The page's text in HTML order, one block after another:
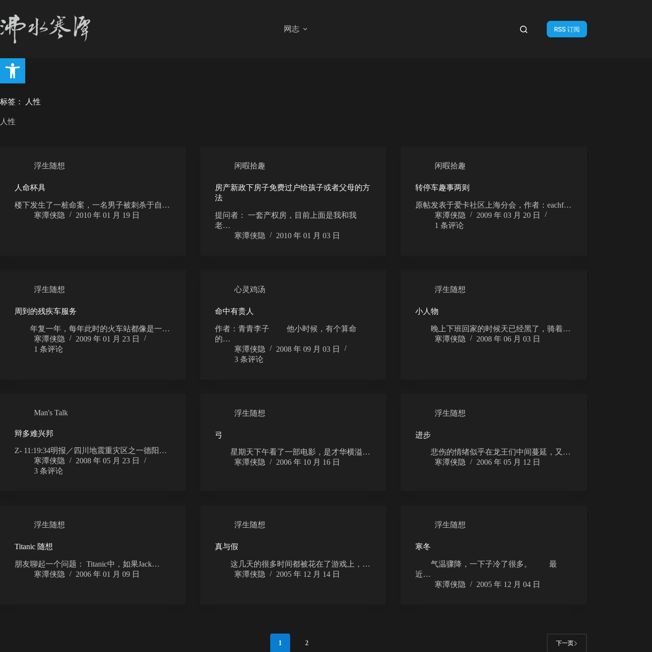
打开工具栏
内
容
网志 RSS 订阅
标签： 人性
人性
浮生随想
人命杯具
楼下发生了一桩命案，一名男子被刺杀于自…
寒潭侠隐
2010 年 01 月 19 日
闲暇拾趣
房产新政下房子免费过户给孩子或者父母的方
法
提问者： 一套产权房，目前上面是我和我
老…
寒潭侠隐
2010 年 01 月 03 日
闲暇拾趣
转停车趣事两则
原帖发表于爱卡社区上海分会，作者：eachf…
寒潭侠隐
2009 年 03 月 20 日
1 条评论
浮生随想
周到的残疾车服务
年复一年，每年此时的火车站都像是一…
寒潭侠隐
2009 年 01 月 23 日
1 条评论
心灵鸡汤
命中有贵人
作者：青青李子 他小时候，有个算命
的…
寒潭侠隐
2008 年 09 月 03 日
3 条评论
浮生随想
小人物
晚上下班回家的时候天已经黑了，骑着…
寒潭侠隐
2008 年 06 月 03 日
Man's Talk
辩多难兴邦
Z- 11:19:34明报／四川地震重灾区之一德阳…
寒潭侠隐
2008 年 05 月 23 日
3 条评论
浮生随想
弓
星期天下午看了一部电影，是才华横溢…
寒潭侠隐
2006 年 10 月 16 日
浮生随想
进步
悲伤的情绪似乎在龙王们中间蔓延，又…
寒潭侠隐
2006 年 05 月 12 日
浮生随想
Titanic 随想
朋友聊起一个问题： Titanic中，如果Jack…
寒潭侠隐
2006 年 01 月 09 日
浮生随想
真与假
这几天的很多时间都被花在了游戏上，…
寒潭侠隐
2005 年 12 月 14 日
浮生随想
寒冬
气温骤降，一下子冷了很多。 最
近…
寒潭侠隐
2005 年 12 月 04 日
1 2 下一页